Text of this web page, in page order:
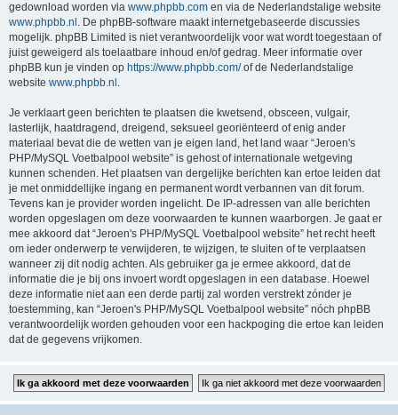
gedownload worden via www.phpbb.com en via de Nederlandstalige website
www.phpbb.nl . De phpBB-software maakt internetgebaseerde discussies
mogelijk. phpBB Limited is niet verantwoordelijk voor wat wordt toegestaan of
juist geweigerd als toelaatbare inhoud en/of gedrag. Meer informatie over
phpBB kun je vinden op https://www.phpbb.com/of de Nederlandstalige
website www.phpbb.nl .
Je verklaart geen berichten te plaatsen die kwetsend, obsceen, vulgair,
lasterlijk, haatdragend, dreigend, seksueel georiënteerd of enig ander
materiaal bevat die de wetten van je eigen land, het land waar “Jeroen's
PHP/MySQL Voetbalpool website” is gehost of internationale wetgeving
kunnen schenden. Het plaatsen van dergelijke berichten kan ertoe leiden dat
je met onmiddellijke ingang en permanent wordt verbannen van dit forum.
Tevens kan je provider worden ingelicht. De IP-adressen van alle berichten
worden opgeslagen om deze voorwaarden te kunnen waarborgen. Je gaat er
mee akkoord dat “Jeroen's PHP/MySQL Voetbalpool website” het recht heeft
om ieder onderwerp te verwijderen, te wijzigen, te sluiten of te verplaatsen
wanneer zij dit nodig achten. Als gebruiker ga je ermee akkoord, dat de
informatie die je bij ons invoert wordt opgeslagen in een database. Hoewel
deze informatie niet aan een derde partij zal worden verstrekt zónder je
toestemming, kan “Jeroen's PHP/MySQL Voetbalpool website” nóch phpBB
verantwoordelijk worden gehouden voor een hackpoging die ertoe kan leiden
dat de gegevens vrijkomen.